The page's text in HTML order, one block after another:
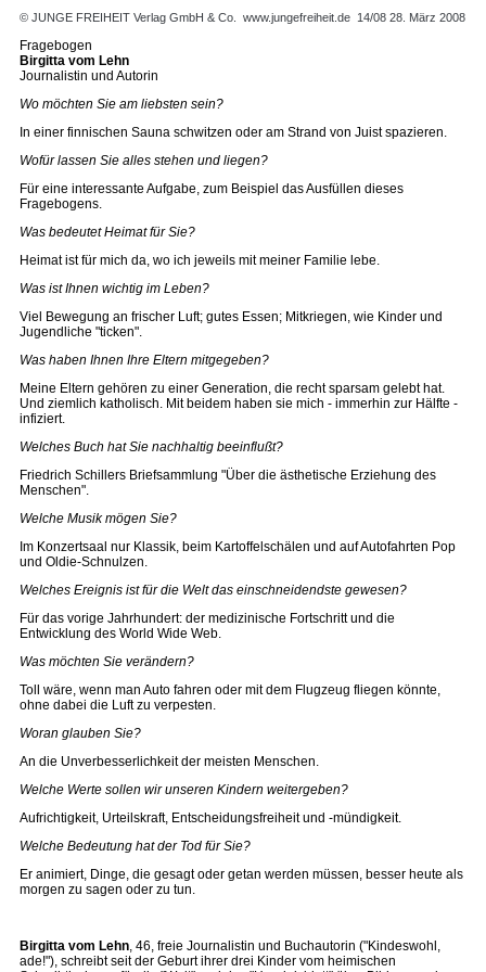
© JUNGE FREIHEIT Verlag GmbH & Co. www.jungefreiheit.de 14/08 28. März 2008
Fragebogen
Birgitta vom Lehn
Journalistin und Autorin
Wo möchten Sie am liebsten sein?
In einer finnischen Sauna schwitzen oder am Strand von Juist spazieren.
Wofür lassen Sie alles stehen und liegen?
Für eine interessante Aufgabe, zum Beispiel das Ausfüllen dieses
Fragebogens.
Was bedeutet Heimat für Sie?
Heimat ist für mich da, wo ich jeweils mit meiner Familie lebe.
Was ist Ihnen wichtig im Leben?
Viel Bewegung an frischer Luft; gutes Essen; Mitkriegen, wie Kinder und
Jugendliche "ticken".
Was haben Ihnen Ihre Eltern mitgegeben?
Meine Eltern gehören zu einer Generation, die recht sparsam gelebt hat.
Und ziemlich katholisch. Mit beidem haben sie mich - immerhin zur Hälfte -
infiziert.
Welches Buch hat Sie nachhaltig beeinflußt?
Friedrich Schillers Briefsammlung "Über die ästhetische Erziehung des
Menschen".
Welche Musik mögen Sie?
Im Konzertsaal nur Klassik, beim Kartoffelschälen und auf Autofahrten Pop
und Oldie-Schnulzen.
Welches Ereignis ist für die Welt das einschneidendste gewesen?
Für das vorige Jahrhundert: der medizinische Fortschritt und die
Entwicklung des World Wide Web.
Was möchten Sie verändern?
Toll wäre, wenn man Auto fahren oder mit dem Flugzeug fliegen könnte,
ohne dabei die Luft zu verpesten.
Woran glauben Sie?
An die Unverbesserlichkeit der meisten Menschen.
Welche Werte sollen wir unseren Kindern weitergeben?
Aufrichtigkeit, Urteilskraft, Entscheidungsfreiheit und -mündigkeit.
Welche Bedeutung hat der Tod für Sie?
Er animiert, Dinge, die gesagt oder getan werden müssen, besser heute als
morgen zu sagen oder zu tun.
Birgitta vom Lehn, 46, freie Journalistin und Buchautorin ("Kindeswohl,
ade!"), schreibt seit der Geburt ihrer drei Kinder vom heimischen